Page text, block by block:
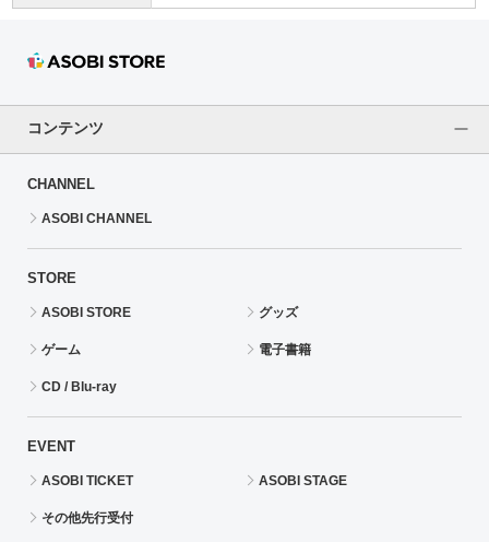
コンテンツ
CHANNEL
ASOBI CHANNEL
STORE
ASOBI STORE グッズ
ゲーム 電子書籍
CD / Blu-ray
EVENT
ASOBI TICKET ASOBI STAGE
その他先行受付